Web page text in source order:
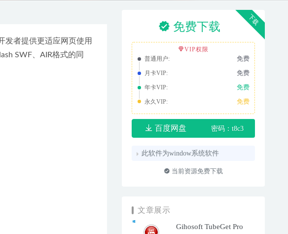
发者提供更适应网页使用
SWF、AIR格式的同
下载
免费下载
VIP权限
普通用户:
免费
月卡VIP: 免费
年卡VIP: 免费
永久VIP: 免费
百度网盘 密码：t8c3
此软件为window系统软件
当前资源免费下载
文章展示
Gihosoft TubeGet Pro
10-23